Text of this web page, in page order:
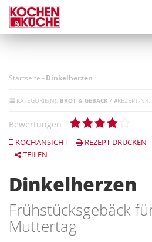
Direkt
zum
Inhalt
Startseite -Dinkelherzen
KATEGORIE(N): BROT & GEBÄCK / #REZEPT-NR.:
Bewertungen
KOCHANSICHT REZEPT DRUCKEN
TEILEN
Dinkelherzen
Frühstücksgebäck
Muttertag